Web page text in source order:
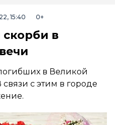
15:40 0+
в
в Великой
с этим в городе